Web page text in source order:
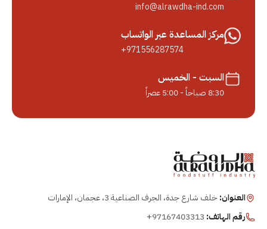
info@alrawdha-ind.com
مركز المساعدة عبر الواتساب
+971556287574
السبت - الخميس
8:30 صباحاً - 5:00 عصراً
العنوان:خلف شارع جدة، الجرف الصناعية 3، عجمان، الإمارات
رقم الهاتف: +97167403313